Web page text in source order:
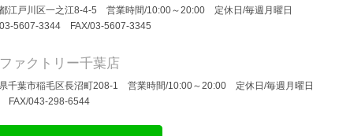
江戸川区一之江8-4-5 営業時間/10:00～20:00 定休日/毎週月曜日
5607-3344 FAX/03-5607-3345
ァクトリー千葉店
千葉市稲毛区長沼町208-1 営業時間/10:00～20:00 定休日/毎週月曜日
FAX/043-298-6544